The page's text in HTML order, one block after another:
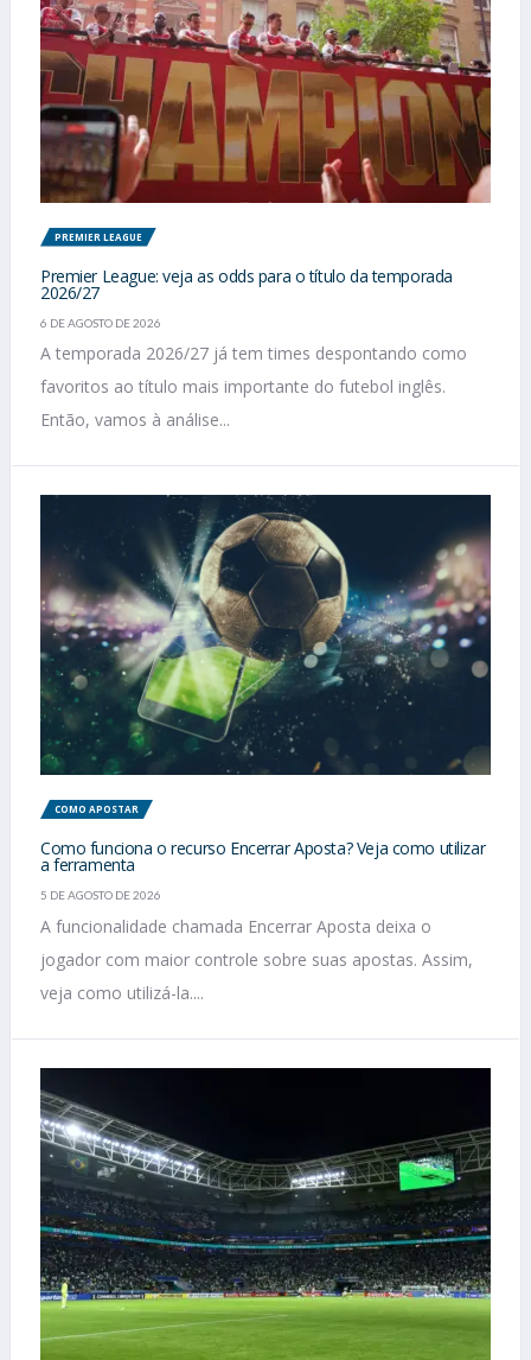
PREMIER LEAGUE
Premier League: veja as odds para o título da temporada
2026/27
6 DE AGOSTO DE 2026
A temporada 2026/27 já tem times despontando como
favoritos ao título mais importante do futebol inglês.
Então, vamos à análise...
COMO APOSTAR
Como funciona o recurso Encerrar Aposta? Veja como utilizar
a ferramenta
5 DE AGOSTO DE 2026
A funcionalidade chamada Encerrar Aposta deixa o
jogador com maior controle sobre suas apostas. Assim,
veja como utilizá-la....